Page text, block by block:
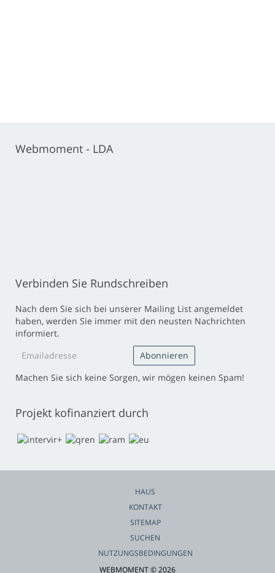
Webmoment - LDA
Verbinden Sie Rundschreiben
Nach dem Sie sich bei unserer Mailing List angemeldet
haben, werden Sie immer mit den neusten Nachrichten
informiert.
Machen Sie sich keine Sorgen, wir mögen keinen Spam!
Projekt kofinanziert durch
HAUS
KONTAKT
SITEMAP
SUCHEN
NUTZUNGSBEDINGUNGEN
WEBMOMENT © 2026